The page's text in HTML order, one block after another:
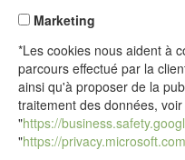
Marketing
*Les cookies nous aident à
parcours effectué par la
ainsi qu'à proposer de la
traitement des données, voir
"https://
"https://